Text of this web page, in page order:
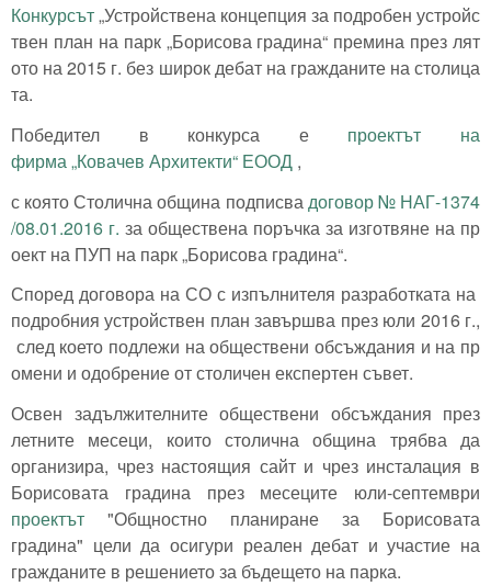
Конкурсът„Устройствена концепция за подробен устройс
твен план на парк „Борисова градина“ премина през лят
ото на 2015 г. без широк дебат на гражданите на столица
та.
Победител в конкурса е проектът на
фирма „Ковачев Архитекти“ ЕООД ,
с която Столична община подписва договор № НАГ-1374
/08.01.2016 г. за обществена поръчка за изготвяне на пр
оект на ПУП на парк „Борисова градина“.
Според договора на СО с изпълнителя разработката на
подробния устройствен план завършва през юли 2016 г.,
след което подлежи на обществени обсъждания и на пр
омени и одобрение от столичен експертен съвет.
Освен задължителните обществени обсъждания през
летните месеци, които столична община трябва да
организира, чрез настоящия сайт и чрез инсталация в
Борисовата градина през месеците юли-септември
проектът "Общностно планиране за Борисовата
градина" цели да осигури реален дебат и участие на
гражданите в решението за бъдещето на парка.